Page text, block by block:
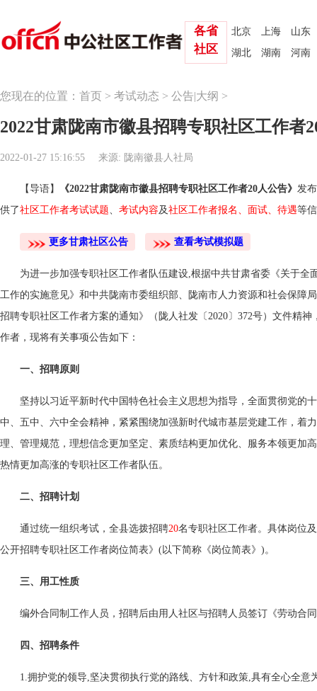
北京 上海
山东
湖北
湖南 河南
各省
社区
您现在的位置： 首页 > 考试动态 > 公告|大纲 >
2022甘肃陇南市徽县招聘专职社区工作者
2022-01-27 15:16:55 来源: 陇南徽县人社局
【导语】 《2022甘肃陇南市徽县招聘专职社区工作者20人公告》 发
供了社区工作者考试试题、 考试内容及社区工作者报名 、 面试、 待遇等
更多甘肃社区公告 查看考试模拟题
为进一步加强专职社区工作者队伍建设,根据中共甘肃省委《关于全
工作的实施意见》和中共陇南市委组织部、陇南市人力资源和社会保障
招聘专职社区工作者方案的通知》（陇人社发〔2020〕372号）文件精
作者，现将有关事项公告如下：
一、招聘原则
坚持以习近平新时代中国特色社会主义思想为指导，全面贯彻党的
中、五中、六中全会精神，紧紧围绕加强新时代城市基层党建工作，着
理、管理规范，理想信念更加坚定、素质结构更加优化、服务本领更加
热情更加高涨的专职社区工作者队伍。
二、招聘计划
通过统一组织考试，全县选拨招聘20名专职社区工作者。具体岗位
公开招聘专职社区工作者岗位简表》(以下简称《岗位简表》)。
三、用工性质
编外合同制工作人员，招聘后由用人社区与招聘人员签订《劳动合
四、招聘条件
1.拥护党的领导,坚决贯彻执行党的路线、方针和政策,具有全心全意